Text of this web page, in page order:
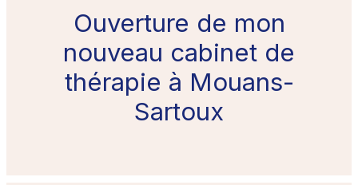
Ouverture de mon
nouveau cabinet de
thérapie à Mouans-
Sartoux